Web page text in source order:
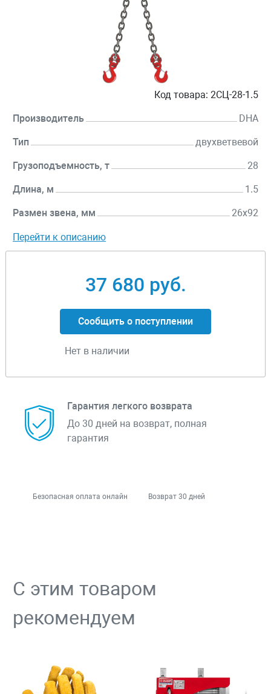
Код товара: 2СЦ-28-1.5
Производитель DHA
Тип двухветвевой
Грузоподъемность, т 28
Длина, м 1.5
Размен звена, мм 26х92
Перейти к описанию
37 680 руб.
Сообщить о поступлении
Нет в наличии
Гарантия легкого возврата
До 30 дней на возврат, полная
гарантия
Безопасная оплата онлайн Возврат 30 дней
С этим товаром
рекомендуем